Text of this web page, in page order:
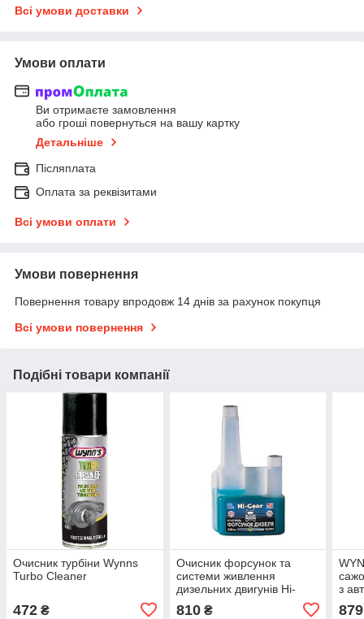
Всі умови доставки
Умови оплати
Ви отримаєте замовлення
або гроші повернуться на вашу картку
Детальніше
Післяплата
Оплата за реквізитами
Всі умови оплати
Умови повернення
Повернення товару впродовж 14 днів за рахунок покупця
Всі умови повернення
Подібні товари компанії
Очисник турбіни Wynns
Turbo Cleaner
472 ₴
Очисник форсунок та
системи живлення
дизельних двигунів Hi-
Gear 3410 з SMT2 240 мл
810₴
з
879